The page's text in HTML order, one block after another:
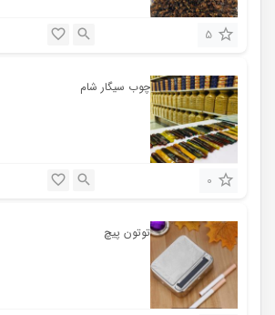
5
چوب سیگار شام
0
توتون پیچ